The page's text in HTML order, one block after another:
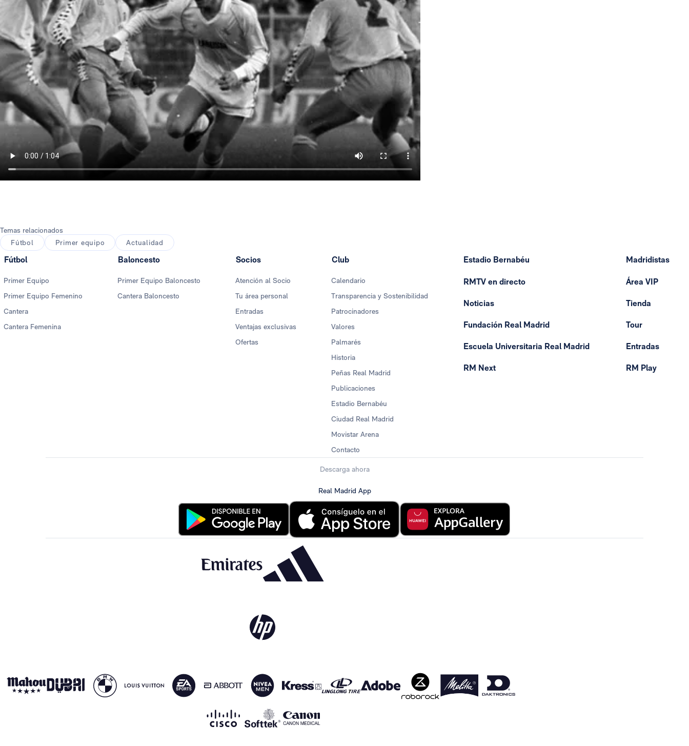
Temas relacionados
Fútbol
Primer equipo Actualidad
Fútbol
Primer Equipo
Primer Equipo Femenino
Cantera
Cantera Femenina
Baloncesto
Primer Equipo Baloncesto
Cantera Baloncesto
Socios
Atención al Socio
Tu área personal
Entradas
Ventajas exclusivas
Ofertas
Club
Calendario
Transparencia y Sostenibilidad
Patrocinadores
Valores
Palmarés
Historia
Peñas Real Madrid
Publicaciones
Estadio Bernabéu
Ciudad Real Madrid
Movistar Arena
Contacto
Estadio Bernabéu
RMTV en directo
Noticias
Fundación Real Madrid
Escuela Universitaria Real Madrid
RM Next
Madridistas
Área VIP
Tienda
Tour
Entradas
RM Play
Descarga ahora
Real Madrid App